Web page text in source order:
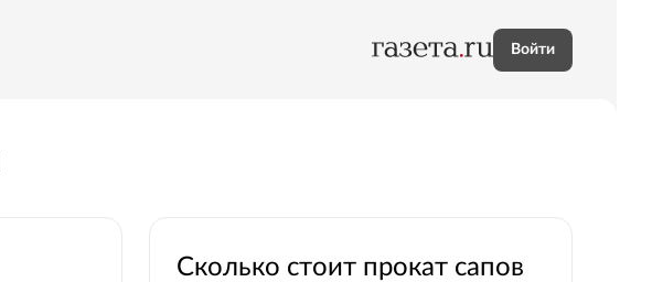
Войти
Сколько стоит прокат сапов